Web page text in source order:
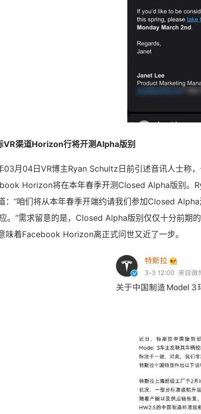
VR渠道Horizon行将开测Alpha版别
03月04日VR博主Ryan Schultz日前引述音讯人士称
Horizon将在本年春季开测Closed Alpha版别。
：“咱们将从本年春季开端约请我们参加Closed
。”需求留意的是，Closed Alpha版别仅仅十分前期
味着Facebook Horizon离正式问世又近了一步。